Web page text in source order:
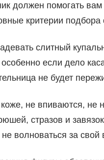
должен помогать
критерии подбора
слитный
если дело
не будет
не впиваются, не
стразов и
волноваться за свой